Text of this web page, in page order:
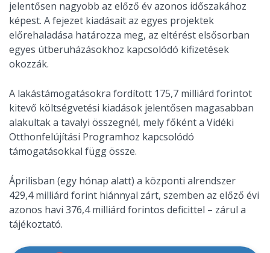
jelentősen nagyobb az előző év azonos időszakához
képest. A fejezet kiadásait az egyes projektek
előrehaladása határozza meg, az eltérést elsősorban
egyes útberuházásokhoz kapcsolódó kifizetések
okozzák.
A lakástámogatásokra fordított 175,7 milliárd forintot
kitevő költségvetési kiadások jelentősen magasabban
alakultak a tavalyi összegnél, mely főként a Vidéki
Otthonfelújítási Programhoz kapcsolódó
támogatásokkal függ össze.
Áprilisban (egy hónap alatt) a központi alrendszer
429,4 milliárd forint hiánnyal zárt, szemben az előző évi
azonos havi 376,4 milliárd forintos deficittel – zárul a
tájékoztató.